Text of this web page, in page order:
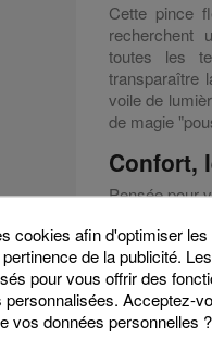
Cette pince
recherchent
toutes les
transparaître
voile de
de magie
Confort,
Pensée pour
chevelure
conserve
cookies afin d'optimiser
de la publicité.
pour vous offrir des
Acceptez-
vos données personnelles ?